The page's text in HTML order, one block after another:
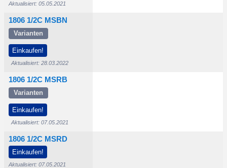
Aktualisiert: 05.05.2021
1806 1/2C MSBN
Varianten
Einkaufen!
Aktualisiert: 28.03.2022
1806 1/2C MSRB
Varianten
Einkaufen!
Aktualisiert: 07.05.2021
1806 1/2C MSRD
Einkaufen!
Aktualisiert: 07.05.2021